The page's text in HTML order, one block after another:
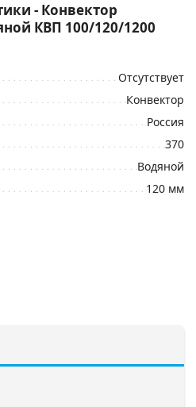
- Конвектор
КВП 100/120/1200
Отсутствует
Конвектор
Россия
370
Водяной
120 мм